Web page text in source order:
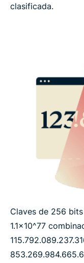
clasificada.
Claves de 256
1.1x10^77